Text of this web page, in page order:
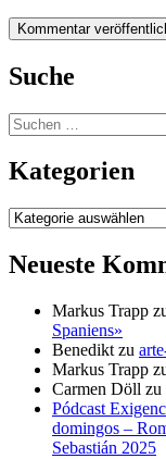
Suche
Suchen
nach:
Kategorien
Kategorien
Neueste
Markus Trapp
Spaniens»
Benedikt zu
Markus Trapp
Carmen Döll zu
Pódcast
domingos –
Sebastián 2025